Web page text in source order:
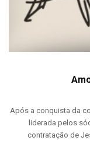
Após a conquista da
liderada pelos
contratação de